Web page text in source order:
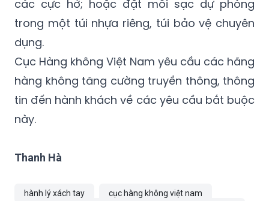
dụng.
Cục Hàng không Việt Nam yêu cầu các hãng
hàng không tăng cường truyền thông, thông
tin đến hành khách về các yêu cầu bắt buộc
này.
Thanh Hà
hành lý xách tay